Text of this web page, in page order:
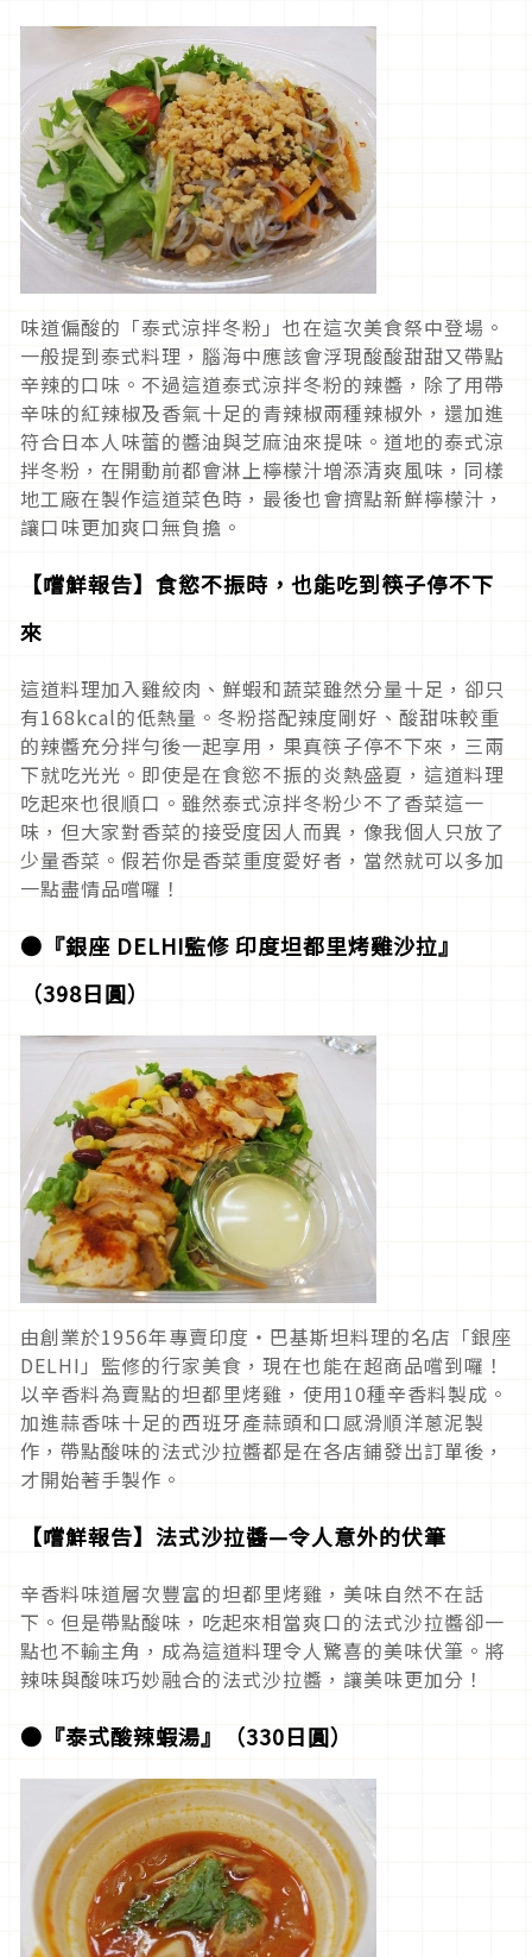
味道偏酸的「泰式涼拌冬粉」也在這次美食祭中登場。
一般提到泰式料理，腦海中應該會浮現酸酸甜甜又帶點
辛辣的口味。不過這道泰式涼拌冬粉的辣醬，除了用帶
辛味的紅辣椒及香氣十足的青辣椒兩種辣椒外，還加進
符合日本人味蕾的醬油與芝麻油來提味。道地的泰式涼
拌冬粉，在開動前都會淋上檸檬汁增添清爽風味，同樣
地工廠在製作這道菜色時，最後也會擠點新鮮檸檬汁，
讓口味更加爽口無負擔。
【嚐鮮報告】食慾不振時，也能吃到筷子停不下
來
這道料理加入雞絞肉、鮮蝦和蔬菜雖然分量十足，卻只
有168kcal的低熱量。冬粉搭配辣度剛好、酸甜味較重
的辣醬充分拌勻後一起享用，果真筷子停不下來，三兩
下就吃光光。即使是在食慾不振的炎熱盛夏，這道料理
吃起來也很順口。雖然泰式涼拌冬粉少不了香菜這一
味，但大家對香菜的接受度因人而異，像我個人只放了
少量香菜。假若你是香菜重度愛好者，當然就可以多加
一點盡情品嚐囉！
●『銀座 DELHI監修 印度坦都里烤雞沙拉』
（398日圓）
由創業於1956年專賣印度・巴基斯坦料理的名店「銀座
DELHI」監修的行家美食，現在也能在超商品嚐到囉！
以辛香料為賣點的坦都里烤雞，使用10種辛香料製成。
加進蒜香味十足的西班牙產蒜頭和口感滑順洋蔥泥製
作，帶點酸味的法式沙拉醬都是在各店鋪發出訂單後，
才開始著手製作。
【嚐鮮報告】法式沙拉醬—令人意外的伏筆
辛香料味道層次豐富的坦都里烤雞，美味自然不在話
下。但是帶點酸味，吃起來相當爽口的法式沙拉醬卻一
點也不輸主角，成為這道料理令人驚喜的美味伏筆。將
辣味與酸味巧妙融合的法式沙拉醬，讓美味更加分！
●『泰式酸辣蝦湯』（330日圓）